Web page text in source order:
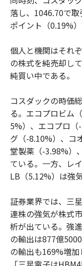
落し、1046.70で
ポイント（0.19%
個人と機関はそれ
の株式を純売却し
純買い中である。
コスダックの時価
る。エコプロビム
5%）、エコプロ
グ（-8.10%）、コ
堂製薬（-3.98%）
ている。一方、レ
LB（5.12%）は強
証券業界では、三
連株の強気が株式
析が出ている。強
の輸出は877億
の輸出も169%増加